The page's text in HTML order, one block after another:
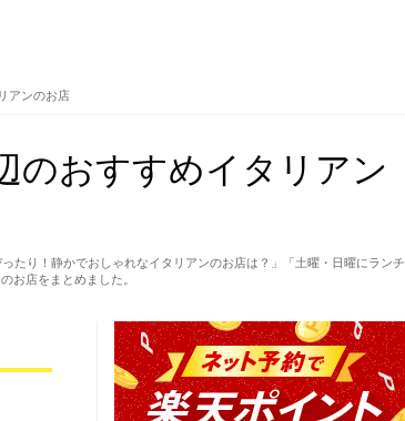
アンのお店
のおすすめイタリアン
たり！静かでおしゃれなイタリアンのお店は？」「土曜・日曜にランチ
お店をまとめました。